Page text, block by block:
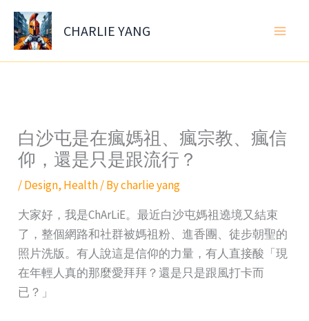
Skip
content
CHARLIE YANG
白沙屯是在瘋媽祖、瘋宗教、瘋信
仰，還是只是跟流行？
/Design, Health/ Bycharlie yang
大家好，我是ChArLiE。最近白沙屯媽祖遶境又結束
了，整個網路和社群被媽祖粉、進香團、徒步朝聖的
照片洗版。有人說這是信仰的力量，有人直接酸「現
在年輕人真的那麼愛拜拜？還是只是跟風打卡而
已？」